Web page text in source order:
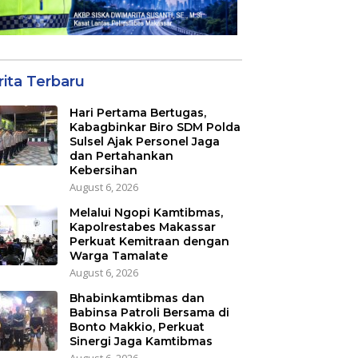
Terbaru
Hari Pertama Bertugas,
Kabagbinkar Biro SDM Polda
Sulsel Ajak Personel Jaga
dan Pertahankan
Kebersihan
August 6, 2026
Melalui Ngopi Kamtibmas,
Kapolrestabes Makassar
Perkuat Kemitraan dengan
Warga Tamalate
August 6, 2026
Bhabinkamtibmas dan
Babinsa Patroli Bersama di
Bonto Makkio, Perkuat
Sinergi Jaga Kamtibmas